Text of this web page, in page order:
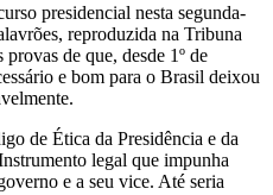
presidencial nesta segunda-
reproduzida na Tribuna
de que, desde 1º de
e bom para o Brasil deixou
de Ética da Presidência e da
legal que impunha
e a seu vice. Até seria